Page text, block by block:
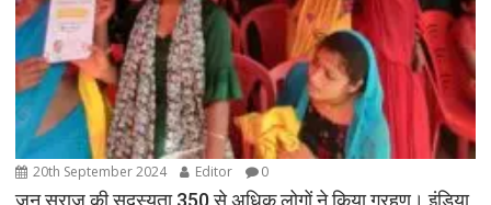
20th September 2024 Editor 0
जन सुराज की सदस्यता 350 से अधिक लोगों ने किया ग्रहण। इंडिया